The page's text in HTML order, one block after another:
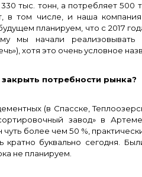
тыс. тонн, а потребляет 500
в том числе, и наша
планируем, что с 2017
мы начали реализовывать
хотя это очень условное
потребности рынка?
(в Спасске,
завод» в
более чем 50 %,
буквально сегодня.
не планируем.